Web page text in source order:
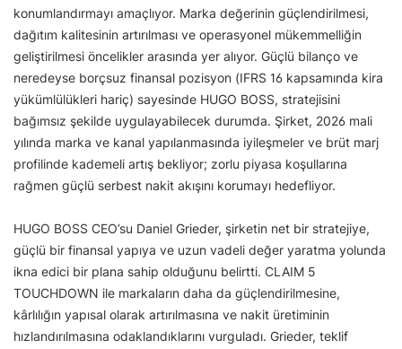
konumlandırmayı amaçlıyor. Marka değerinin güçlendirilmesi,
dağıtım kalitesinin artırılması ve operasyonel mükemmelliğin
geliştirilmesi öncelikler arasında yer alıyor. Güçlü bilanço ve
neredeyse borçsuz finansal pozisyon (IFRS 16 kapsamında kira
yükümlülükleri hariç) sayesinde HUGO BOSS, stratejisini
bağımsız şekilde uygulayabilecek durumda. Şirket, 2026 mali
yılında marka ve kanal yapılanmasında iyileşmeler ve brüt marj
profilinde kademeli artış bekliyor; zorlu piyasa koşullarına
rağmen güçlü serbest nakit akışını korumayı hedefliyor.
HUGO BOSS CEO’su Daniel Grieder, şirketin net bir stratejiye,
güçlü bir finansal yapıya ve uzun vadeli değer yaratma yolunda
ikna edici bir plana sahip olduğunu belirtti. CLAIM 5
TOUCHDOWN ile markaların daha da güçlendirilmesine,
kârlılığın yapısal olarak artırılmasına ve nakit üretiminin
hızlandırılmasına odaklandıklarını vurguladı. Grieder, teklif